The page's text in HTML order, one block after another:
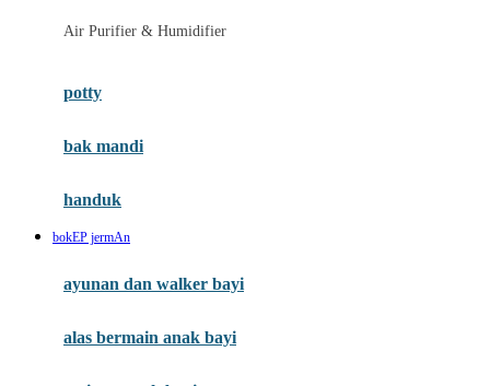
MiDeer
Moby
My Buddy Tag
My K
Air Purifier & Humidifier
potty
bak mandi
handuk
bokEP jermAn
ayunan dan walker bayi
alas bermain anak bayi